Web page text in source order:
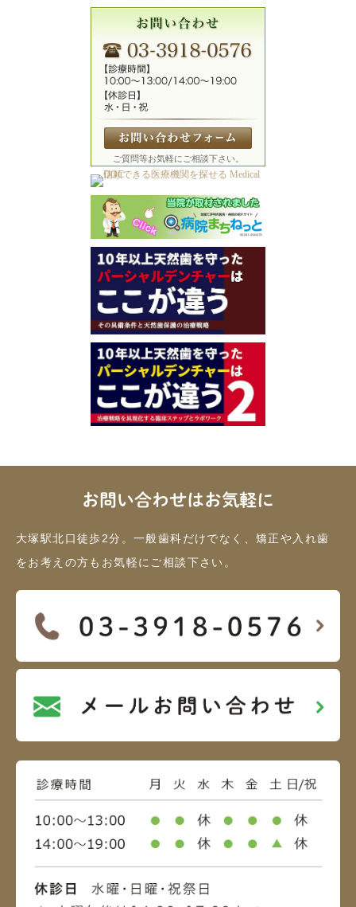
ご質問等お気軽にご相談下さい。
お問い合わせはお気軽に
大塚駅北口徒歩2分。一般歯科だけでなく、矯正や入れ歯
をお考えの方もお気軽にご相談下さい。